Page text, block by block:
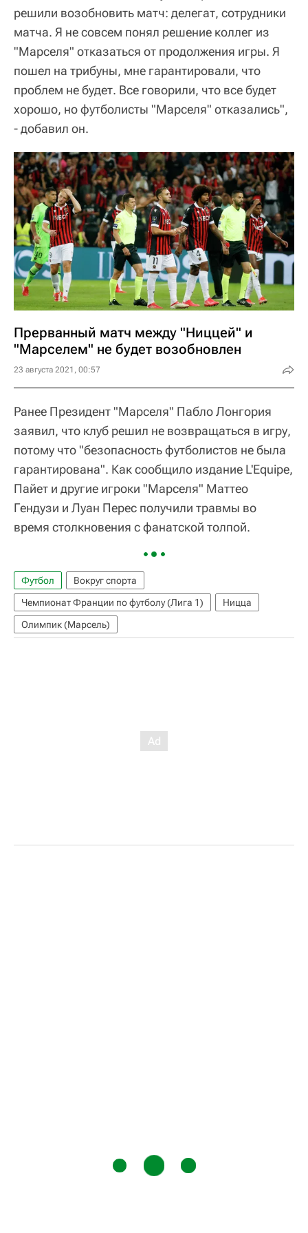
решили возобновить матч: делегат, сотрудники
матча. Я не совсем понял решение коллег из
"Марселя" отказаться от продолжения игры. Я
пошел на трибуны, мне гарантировали, что
проблем не будет. Все говорили, что все будет
хорошо, но футболисты "Марселя" отказались",
- добавил он.
Прерванный матч между "Ниццей" и
"Марселем" не будет возобновлен
23 августа 2021, 00:57
Ранее Президент "Марселя" Пабло Лонгория
заявил, что клуб решил не возвращаться в игру,
потому что "безопасность футболистов не была
гарантирована". Как сообщило издание L'Equipe,
Пайет и другие игроки "Марселя" Маттео
Гендузи и Луан Перес получили травмы во
время столкновения с фанатской толпой.
Футбол
Вокруг спорта
Чемпионат Франции по футболу (Лига 1)
Ницца
Олимпик (Марсель)